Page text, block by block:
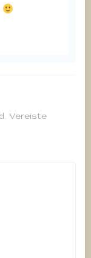
Vereiste